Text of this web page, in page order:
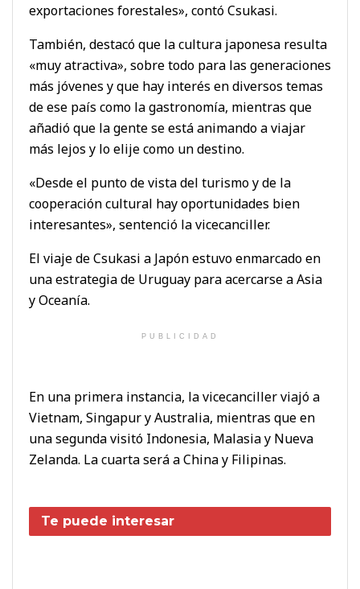
exportaciones forestales», contó Csukasi.
También, destacó que la cultura japonesa resulta
«muy atractiva», sobre todo para las generaciones
más jóvenes y que hay interés en diversos temas
de ese país como la gastronomía, mientras que
añadió que la gente se está animando a viajar
más lejos y lo elije como un destino.
«Desde el punto de vista del turismo y de la
cooperación cultural hay oportunidades bien
interesantes», sentenció la vicecanciller.
El viaje de Csukasi a Japón estuvo enmarcado en
una estrategia de Uruguay para acercarse a Asia
y Oceanía.
PUBLICIDAD
En una primera instancia, la vicecanciller viajó a
Vietnam, Singapur y Australia, mientras que en
una segunda visitó Indonesia, Malasia y Nueva
Zelanda. La cuarta será a China y Filipinas.
Te puede interesar